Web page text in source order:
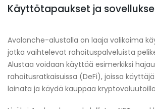
Käyttötapaukset ja
Avalanche-alustalla on laaja valikoima
jotka vaihtelevat rahoituspalveluista
Alustaa voidaan käyttää esimerkiksi
rahoitusratkaisuissa (DeFi), joissa
lainata ja käydä kauppaa